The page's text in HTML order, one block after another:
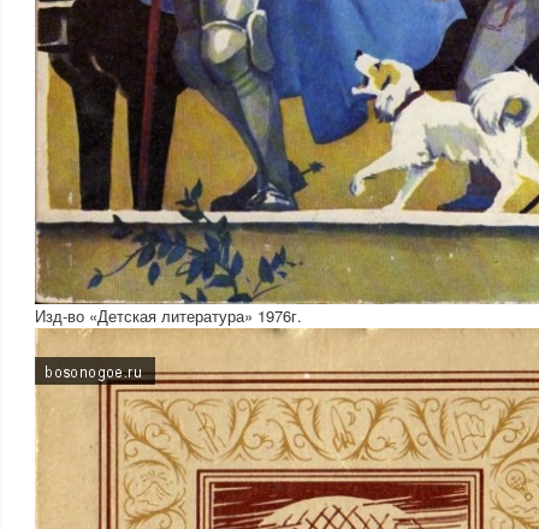
Изд-во «Детская литература» 1976г.